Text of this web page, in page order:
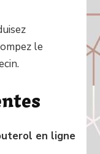
le
en ligne